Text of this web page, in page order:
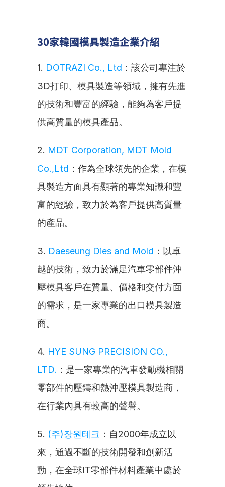
30家韓國模具製造企業介紹
1. DOTRAZI Co., Ltd ：該公司專注於
3D打印、模具製造等領域，擁有先進
的技術和豐富的經驗，能夠為客戶提
供高質量的模具產品。
2. MDT Corporation, MDT Mold
Co.,Ltd ：作為全球領先的企業，在模
具製造方面具有顯著的專業知識和豐
富的經驗，致力於為客戶提供高質量
的產品。
3. Daeseung Dies and Mold ：以卓
越的技術，致力於滿足汽車零部件沖
壓模具客戶在質量、價格和交付方面
的需求，是一家專業的出口模具製造
商。
4. HYE SUNG PRECISION CO.,
LTD. ：是一家專業的汽車發動機相關
零部件的壓鑄和熱沖壓模具製造商，
在行業內具有較高的聲譽。
5. (주)장원테크 ：自2000年成立以
來，通過不斷的技術開發和創新活
動，在全球IT零部件材料產業中處於